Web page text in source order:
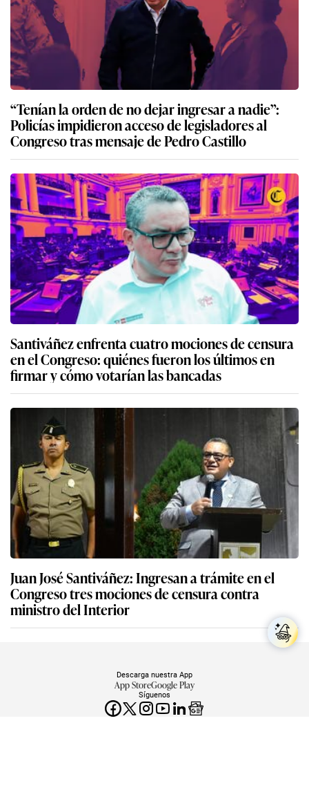
“Tenían la orden de no dejar ingresar a nadie”:
Policías impidieron acceso de legisladores al
Congreso tras mensaje de Pedro Castillo
Santiváñez enfrenta cuatro mociones de censura
en el Congreso: quiénes fueron los últimos en
firmar y cómo votarían las bancadas
Juan José Santiváñez: Ingresan a trámite en el
Congreso tres mociones de censura contra
ministro del Interior
Síguenos
Descarga nuestra App
App StoreGoogle Play